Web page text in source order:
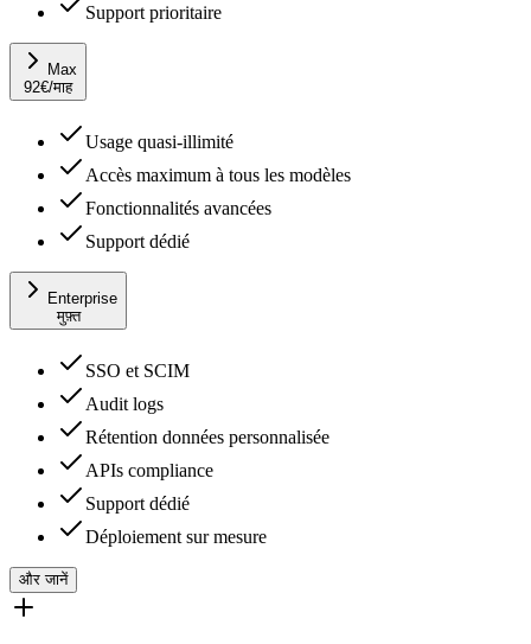
Support prioritaire
Max
92€/माह
Usage quasi-illimité
Accès maximum à tous les modèles
Fonctionnalités avancées
Support dédié
Enterprise
मुफ़्त
SSO et SCIM
Audit logs
Rétention données personnalisée
APIs compliance
Support dédié
Déploiement sur mesure
और जानें